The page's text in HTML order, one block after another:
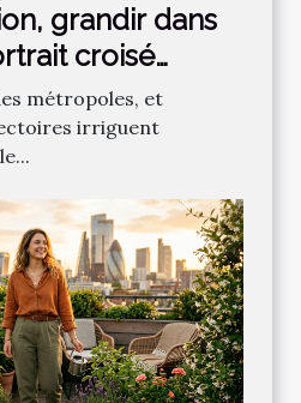
grandir dans
croisé
et
métropoles, et
irriguent